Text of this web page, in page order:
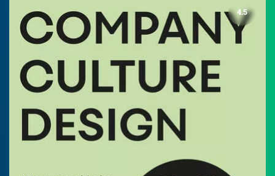
4.5